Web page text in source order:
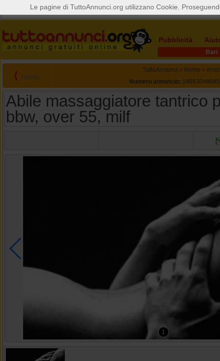
Pubblicità
Bari
⟨ Indietro
TuttoAnnunci » Home »
Numero annuncio:
Abile massaggiatore tantrico
bbw, over 55, milf
1
Le pagine di TuttoAnnunci.org utilizzano Cookie.